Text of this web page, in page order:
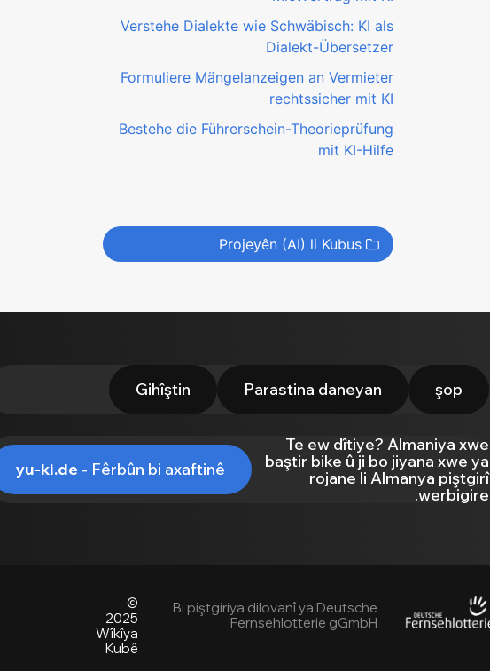
Verstehe Dialekte wie Schwäbisch: KI als
Dialekt-Übersetzer
Formuliere Mängelanzeigen an Vermieter
rechtssicher mit KI
Bestehe die Führerschein-Theorieprüfung
mit KI-Hilfe
Projeyên (AI) li Kubus
Bi piştgiriya dilovanî ya Deutsche
Fernsehlotterie gGmbH
©
2025
Wîkîya
Kubê
şop
Parastina daneyan
Gihîştin
Te ew dîtiye? Almaniya xwe
baştir bike û ji bo jiyana xwe ya
rojane li Almanya piştgirî
werbigire.
yu-ki.de - Fêrbûn bi axaftinê